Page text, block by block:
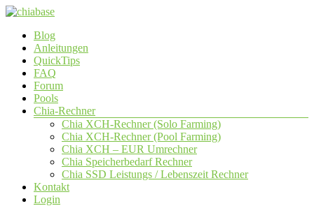
Zum
springen
chiabase
CHIA
Info-
Community
Seite
Menü
Blog
Anleitungen
QuickTips
FAQ
Forum
Pools
Chia-Rechner
Chia XCH-Rechner (Solo Farming)
Chia XCH-Rechner (Pool Farming)
Chia XCH – EUR Umrechner
Chia Speicherbedarf Rechner
Chia SSD Leistungs / Lebenszeit Rechner
Kontakt
Login